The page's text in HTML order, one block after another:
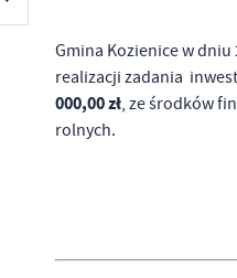
Gmina Kozienice w
realizacji zadania
000,00 zł, ze środków
rolnych.